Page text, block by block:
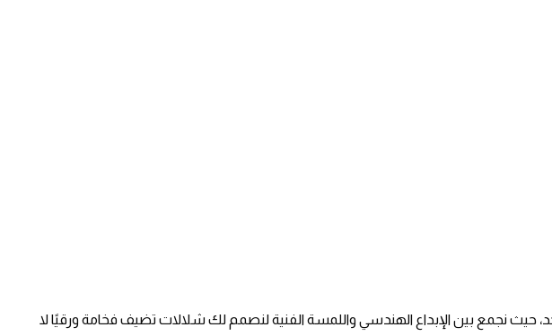
حيث نجمع بين الإبداع الهندسي واللمسة الفنية لنصمم لك شلالات تضيف فخامة ورقيًا لا